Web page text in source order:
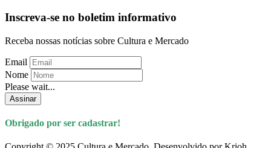
Inscreva-se no boletim informativo
Receba nossas notícias sobre Cultura e Mercado
Email
Nome
Please wait...
Assinar
Obrigado por ser cadastrar!